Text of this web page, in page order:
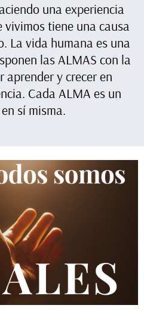
una experiencia
tiene una causa
La vida humana es una
las ALMAS con la
aprender y crecer en
Cada ALMA es un
sí misma.